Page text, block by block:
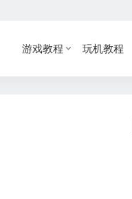
游戏教程 玩机教程